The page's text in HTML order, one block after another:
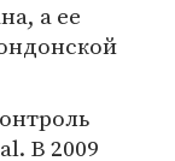
а ее
В 2009